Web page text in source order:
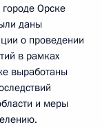
Орске
даны
о проведении
в рамках
выработаны
и меры